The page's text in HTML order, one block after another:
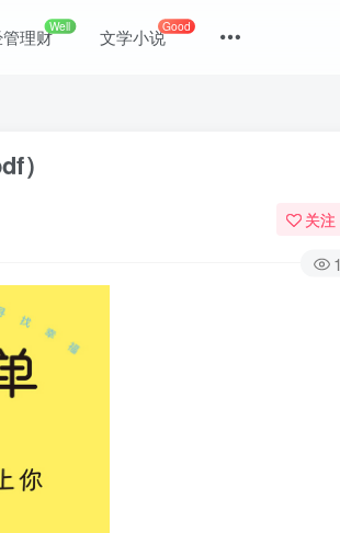
理财Well 文学小说Good
）
关注
立即注册
号/邮箱